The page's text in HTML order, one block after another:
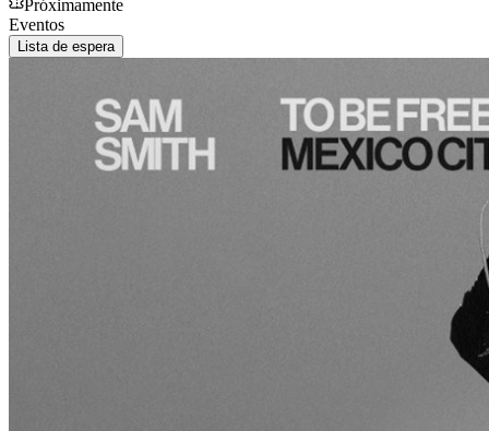
Próximamente
Eventos
Lista de espera